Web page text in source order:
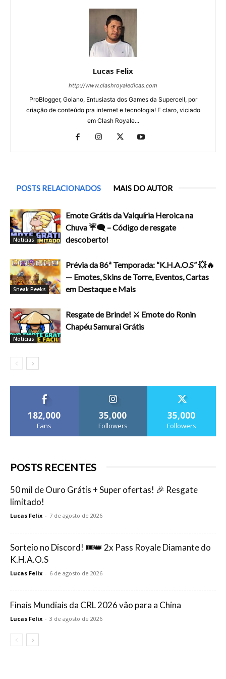
Lucas Felix
http://www.clashroyaledicas.com
ProBlogger, Goiano, Entusiasta dos Games da Supercell, por
criação de conteúdo pra internet e tecnologia! E claro, viciado
em Clash Royale...
POSTS RELACIONADOS MAIS DO AUTOR
Notícias
Emote Grátis da Valquíria Heroica na
Chuva ☔🗨️ – Código de resgate
descoberto!
Sneak Peeks
Prévia da 86ª Temporada: “K.H.A.O.S” 💥🔥
— Emotes, Skins de Torre, Eventos, Cartas
em Destaque e Mais
Notícias
Resgate de Brinde! ⚔️ Emote do Ronin
Chapéu Samurai Grátis
182,000
Fans
35,000
Followers
35,000
Followers
POSTS RECENTES
50 mil de Ouro Grátis + Super ofertas! 🎉 Resgate
limitado!
Lucas Felix - 7 de agosto de 2026
Sorteio no Discord! 🎟️👑 2x Pass Royale Diamante do
K.H.A.O.S
Lucas Felix - 6 de agosto de 2026
Finais Mundiais da CRL 2026 vão para a China
Lucas Felix - 3 de agosto de 2026